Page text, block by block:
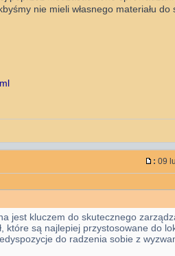
nie mieli własnego materiału do
: 09
jest kluczem do skutecznego
które są najlepiej przystosowane do
do radzenia sobie z